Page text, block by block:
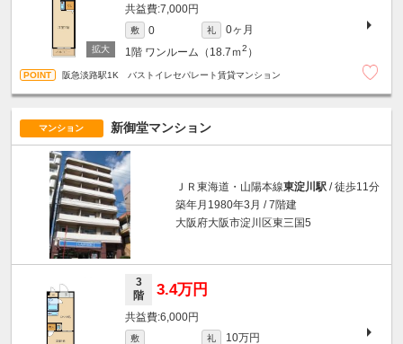
7,000円
敷 0 礼
0ヶ月
1階 ワンルーム（18.7ｍ2 ）
阪急淡路駅1K バストイレセパレート賃貸マンション
マンション 新御堂マンション
ＪＲ東海道・山陽本線東淀川駅 / 徒歩11分
築年月1980年3月 / 7階建
大阪府大阪市淀川区東三国5
3
階
3.4万円
6,000円
敷 礼
10万円